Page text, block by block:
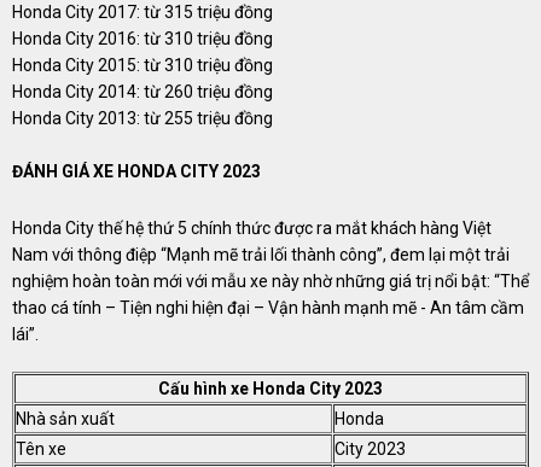
Honda City 2017: từ 315 triệu đồng
Honda City 2016: từ 310 triệu đồng
Honda City 2015: từ 310 triệu đồng
Honda City 2014: từ 260 triệu đồng
Honda City 2013: từ 255 triệu đồng
ĐÁNH GIÁ XE HONDA CITY 2023
Honda City thế hệ thứ 5 chính thức được ra mắt khách hàng Việt
Nam với thông điệp “Mạnh mẽ trải lối thành công”, đem lại một trải
nghiệm hoàn toàn mới với mẫu xe này nhờ những giá trị nổi bật: “Thể
thao cá tính – Tiện nghi hiện đại – Vận hành mạnh mẽ - An tâm cầm
lái”.
Cấu hình xe Honda City 2023
Nhà sản xuất
Honda
Tên xe
City 2023